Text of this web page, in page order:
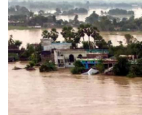
टेक